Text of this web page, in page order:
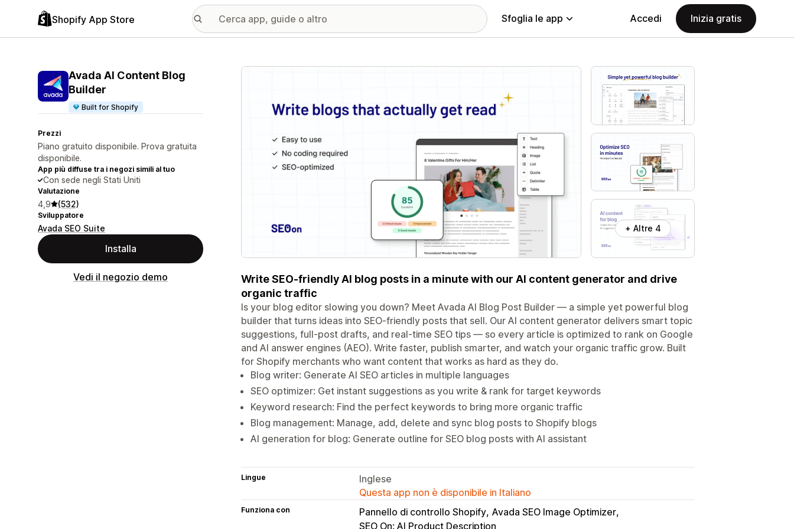
Shopify App Store Sfoglia le app Accedi Inizia gratis
Avada AI Content Blog
Builder
Built for Shopify
Prezzi
Piano gratuito disponibile. Prova gratuita
disponibile.
App più diffuse tra i negozi simili al tuo
Con sede negli Stati Uniti
Valutazione
4,9 (532)
Sviluppatore
Avada SEO Suite
Installa
Vedi il negozio demo
Galleria immagini in evidenza
+ Altre 4
Write SEO-friendly AI blog posts in a minute with our AI content generator and drive
organic traffic
Is your blog editor slowing you down? Meet Avada AI Blog Post Builder — a simple yet powerful blog
builder that turns ideas into SEO-friendly posts that sell. Our AI content generator delivers smart topic
suggestions, full-post drafts, and real-time SEO tips — so every article is optimized to rank on Google
and AI answer engines (AEO). Write faster, publish smarter, and watch your organic traffic grow. Built
for Shopify merchants who want content that works as hard as they do.
Blog writer: Generate AI SEO articles in multiple languages
SEO optimizer: Get instant suggestions as you write & rank for target keywords
Keyword research: Find the perfect keywords to bring more organic traffic
Blog management: Manage, add, delete and sync blog posts to Shopify blogs
AI generation for blog: Generate outline for SEO blog posts with AI assistant
Lingue
Inglese
Questa app non è disponibile in Italiano
Funziona con Pannello di controllo Shopify Avada SEO Image Optimizer
SEO On: AI Product Description